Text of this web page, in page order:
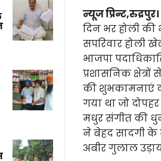
न्यूज प्रिन्ट,रुद्रपुर।
दिन भर होली की
सपरिवार होली
भाजपा
प्रशासनिक
की शुभकामनाएं
गया था जो
मधुर संगीत की
ने बेहद सादगी के
अबीर गुलाल